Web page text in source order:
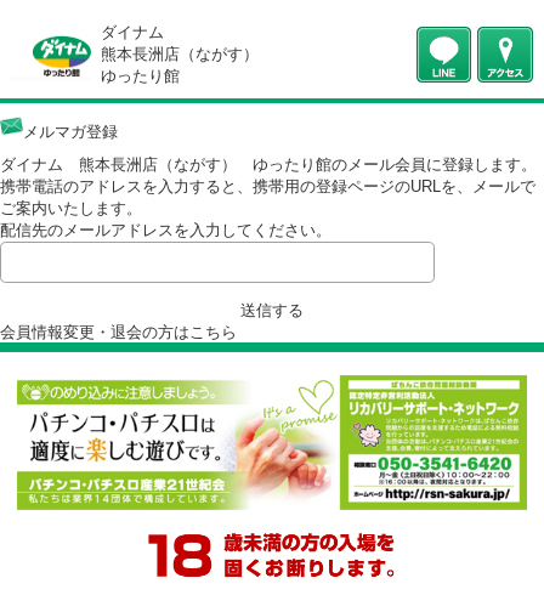
ダイナム
熊本長洲店（ながす）
ゆったり館
メルマガ登録
ダイナム 熊本長洲店（ながす） ゆったり館のメール会員に登録しま
携帯電話のアドレスを入力すると、携帯用の登録ページのURLを、メー
ご案内いたします。
配信先のメールアドレスを入力してください。
会員情報変更・退会の方はこちら